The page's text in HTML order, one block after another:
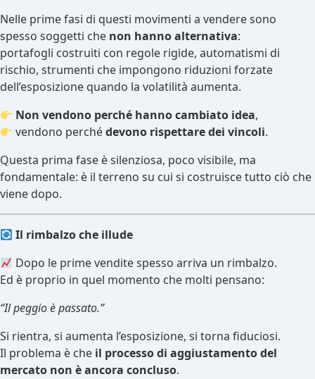
Nelle prime fasi di questi movimenti a vendere sono
spesso soggetti che non hanno alternativa:
portafogli costruiti con regole rigide, automatismi di
rischio, strumenti che impongono riduzioni forzate
dell’esposizione quando la volatilità aumenta.
Non vendono perché hanno cambiato idea,
vendono perchédevono rispettare dei vincoli.
Questa prima fase è silenziosa, poco visibile, ma
fondamentale: è il terreno su cui si costruisce tutto ciò che
viene dopo.
Il rimbalzo che illude
Dopo le prime vendite spesso arriva un rimbalzo.
Ed è proprio in quel momento che molti pensano:
“Il peggio è passato.”
Si rientra, si aumenta l’esposizione, si torna fiduciosi.
Il problema è che il processo di aggiustamento del
mercato non è ancora concluso.